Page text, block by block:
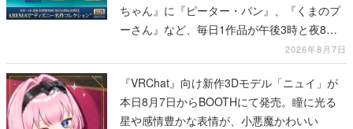
ちゃん』に『ピーター・パン』、『くまのプ
ーさん』など、毎日1作品が午後3時と夜8時
2026年8月7日
『VRChat』向け新作3Dモデル「ニュイ」が
本日8月7日からBOOTHにて発売。瞳に光る
星や感情豊かな表情が、小悪魔かわいい